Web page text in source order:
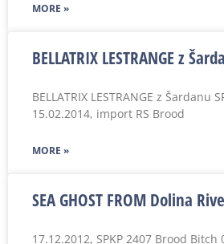
MORE »
BELLATRIX LESTRANGE z
BELLATRIX LESTRANGE z Šardanu
15.02.2014, import RS Brood
MORE »
SEA GHOST FROM Dolina
17.12.2012, SPKP 2407 Brood